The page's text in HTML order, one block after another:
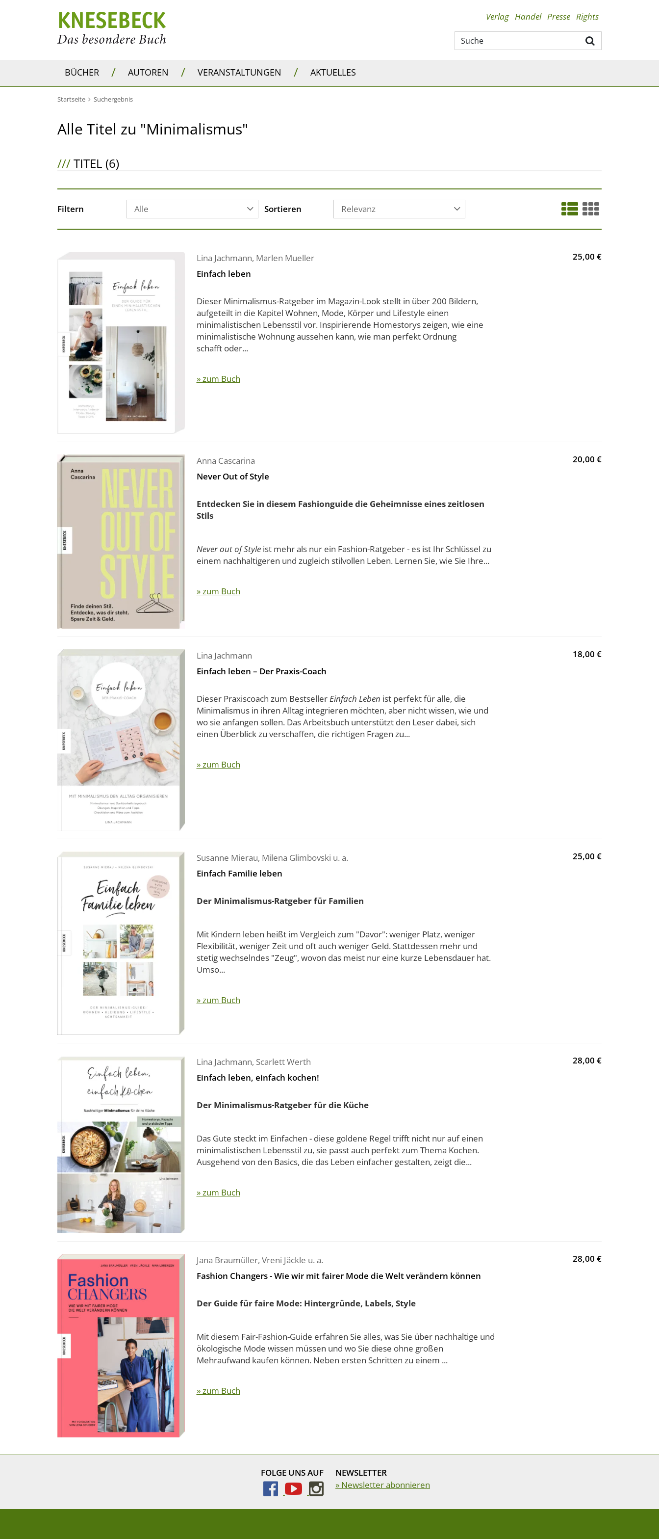
Verlag Handel Presse Rights
BÜCHER / AUTOREN / VERANSTALTUNGEN / AKTUELLES
Startseite Suchergebnis
Alle Titel zu "Minimalismus"
///TITEL (6)
Filtern Alle Sortieren Relevanz
Lina Jachmann, Marlen Mueller
Einfach leben
Dieser Minimalismus-Ratgeber im Magazin-Look stellt in über 200 Bildern,
aufgeteilt in die Kapitel Wohnen, Mode, Körper und Lifestyle einen
minimalistischen Lebensstil vor. Inspirierende Homestorys zeigen, wie eine
minimalistische Wohnung aussehen kann, wie man perfekt Ordnung
schafft oder...
» zum Buch
25,00 €
Anna Cascarina
Never Out of Style
Entdecken Sie in diesem Fashionguide die Geheimnisse eines zeitlosen
Stils
Never out of Styleist mehr als nur ein Fashion-Ratgeber - es ist Ihr Schlüssel zu
einem nachhaltigeren und zugleich stilvollen Leben. Lernen Sie, wie Sie Ihre...
» zum Buch
20,00 €
Lina Jachmann
Einfach leben – Der Praxis-Coach
Dieser Praxiscoach zum BestsellerEinfach Leben ist perfekt für alle, die
Minimalismus in ihren Alltag integrieren möchten, aber nicht wissen, wie und
wo sie anfangen sollen. Das Arbeitsbuch unterstützt den Leser dabei, sich
einen Überblick zu verschaffen, die richtigen Fragen zu...
» zum Buch
18,00 €
Susanne Mierau, Milena Glimbovski u. a.
Einfach Familie leben
Der Minimalismus-Ratgeber für Familien
Mit Kindern leben heißt im Vergleich zum "Davor": weniger Platz, weniger
Flexibilität, weniger Zeit und oft auch weniger Geld. Stattdessen mehr und
stetig wechselndes "Zeug", wovon das meist nur eine kurze Lebensdauer hat.
Umso...
» zum Buch
25,00 €
Lina Jachmann, Scarlett Werth
Einfach leben, einfach kochen!
Der Minimalismus-Ratgeber für die Küche
Das Gute steckt im Einfachen - diese goldene Regel trifft nicht nur auf einen
minimalistischen Lebensstil zu, sie passt auch perfekt zum Thema Kochen.
Ausgehend von den Basics, die das Leben einfacher gestalten, zeigt die...
» zum Buch
28,00 €
Jana Braumüller, Vreni Jäckle u. a.
Fashion Changers - Wie wir mit fairer Mode die Welt verändern können
Der Guide für faire Mode: Hintergründe, Labels, Style
Mit diesem Fair-Fashion-Guide erfahren Sie alles, was Sie über nachhaltige und
ökologische Mode wissen müssen und wo Sie diese ohne großen
Mehraufwand kaufen können. Neben ersten Schritten zu einem ...
» zum Buch
28,00 €
FOLGE UNS AUF
NEWSLETTER
» Newsletter abonnieren